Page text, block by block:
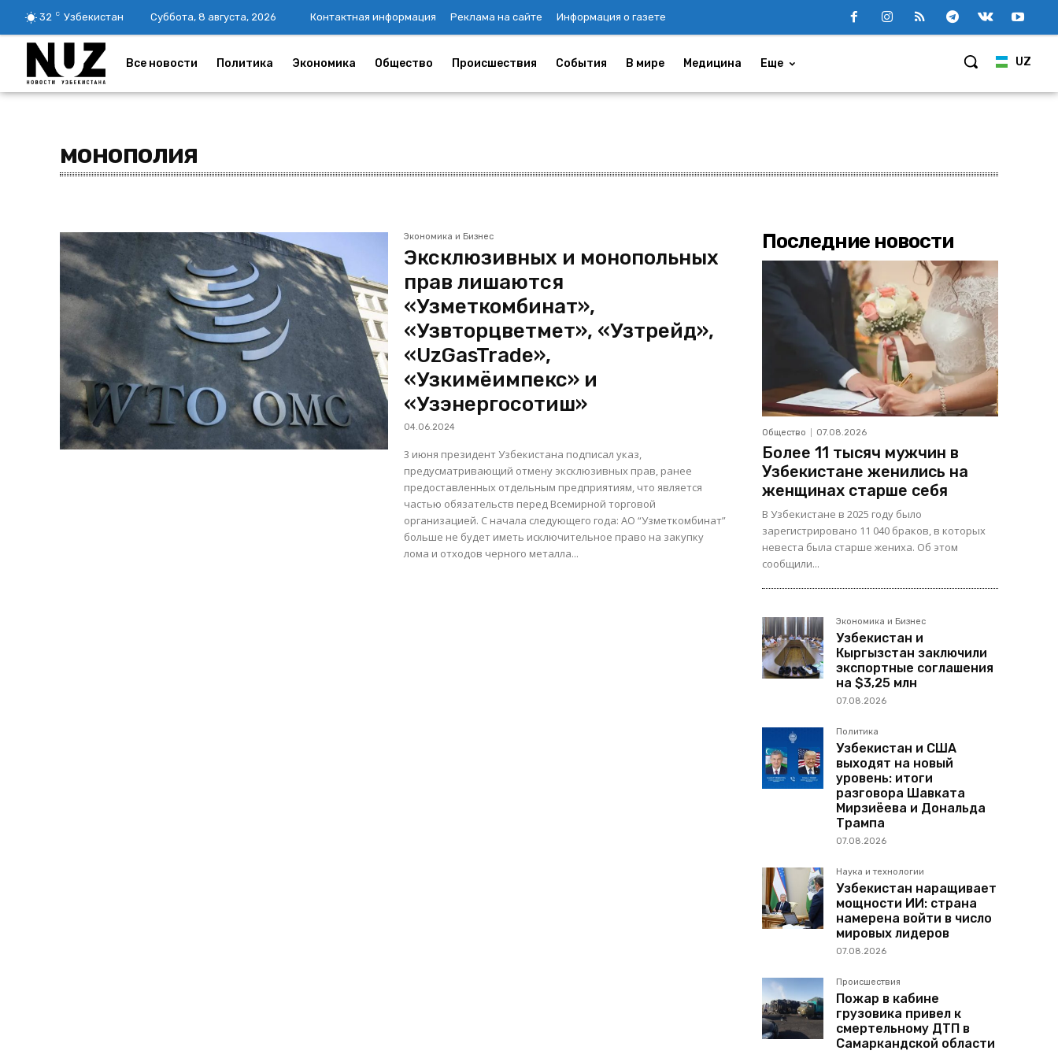
32 C Узбекистан Суббота, 8 августа, 2026 Контактная информация Реклама на сайте Информация о газете
UZ
Все новости Политика Экономика Общество Происшествия События В мире Медицина Еще
монополия
Экономика и Бизнес
Эксклюзивных и монопольных
прав лишаются
«Узметкомбинат»,
«Узвторцветмет», «Узтрейд»,
«UzGasTrade»,
«Узкимёимпекс» и
«Узэнергосотиш»
04.06.2024
3 июня президент Узбекистана подписал указ,
предусматривающий отмену эксклюзивных прав, ранее
предоставленных отдельным предприятиям, что является
частью обязательств перед Всемирной торговой
организацией. С начала следующего года: АО “Узметкомбинат”
больше не будет иметь исключительное право на закупку
лома и отходов черного металла...
Последние новости
Общество 07.08.2026
Более 11 тысяч мужчин в
Узбекистане женились на
женщинах старше себя
В Узбекистане в 2025 году было
зарегистрировано 11 040 браков, в которых
невеста была старше жениха. Об этом
сообщили...
Экономика и Бизнес
Узбекистан и
Кыргызстан заключили
экспортные соглашения
на $3,25 млн
07.08.2026
Политика
Узбекистан и США
выходят на новый
уровень: итоги
разговора Шавката
Мирзиёева и Дональда
Трампа
07.08.2026
Наука и технологии
Узбекистан наращивает
мощности ИИ: страна
намерена войти в число
мировых лидеров
07.08.2026
Происшествия
Пожар в кабине
грузовика привел к
смертельному ДТП в
Самаркандской области